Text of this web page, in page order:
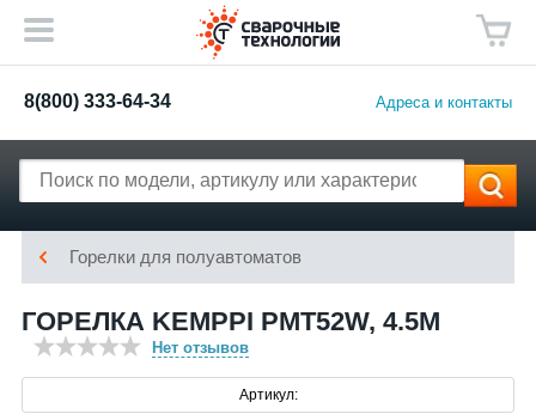
8(800) 333-64-34 Адреса и контакты
Горелки для полуавтоматов
ГОРЕЛКА KEMPPI PMT52W, 4.5М
Нет отзывов
Артикул: